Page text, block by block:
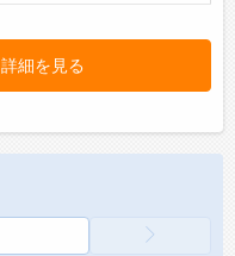
詳細を見る